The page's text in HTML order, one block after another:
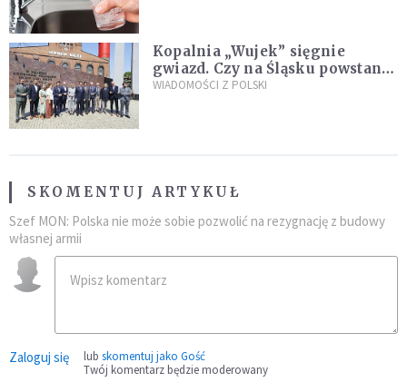
Kopalnia „Wujek” sięgnie
gwiazd. Czy na Śląsku powstanie
„Dolina Krzemowa”?
WIADOMOŚCI Z POLSKI
SKOMENTUJ ARTYKUŁ
Szef MON: Polska nie może sobie pozwolić na rezygnację z budowy
własnej armii
Zaloguj się lub skomentuj jako Gość
Twój komentarz będzie moderowany